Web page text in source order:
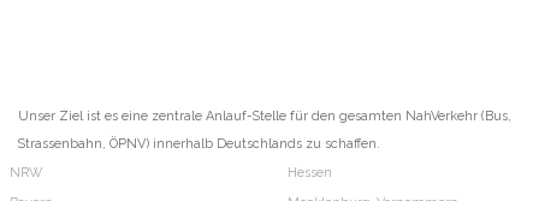
Unser Ziel ist es eine zentrale Anlauf-Stelle für den gesamten NahVerkehr (Bus,
Strassenbahn, ÖPNV) innerhalb Deutschlands zu schaffen.
NRW
Hessen